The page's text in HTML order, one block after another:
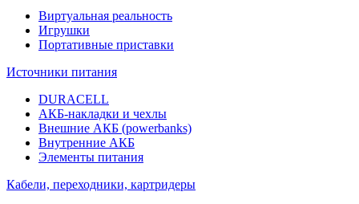
Виртуальная реальность
Игрушки
Портативные приставки
Источники питания
DURACELL
АКБ-накладки и чехлы
Внешние АКБ (powerbanks)
Внутренние АКБ
Элементы питания
Кабели, переходники, картридеры